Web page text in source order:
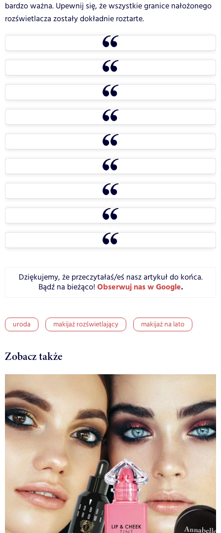
bardzo ważna. Upewnij się, że wszystkie granice nałożonego
rozświetlacza zostały dokładnie roztarte.
Dziękujemy, że przeczytałaś/eś nasz artykuł do końca.
Bądź na bieżąco! Obserwuj nas w Google.
uroda makijaż rozświetlający makijaż na lato
Zobacz także